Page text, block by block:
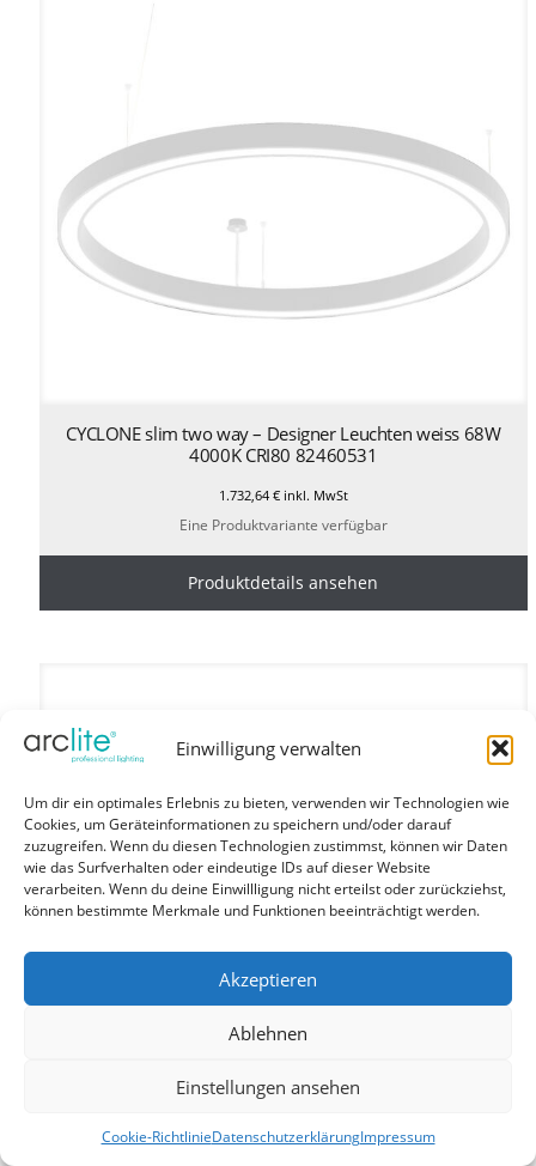
Einwilligung verwalten
Um dir ein optimales Erlebnis zu bieten, verwenden wir Technologien wie
Cookies, um Geräteinformationen zu speichern und/oder darauf
zuzugreifen. Wenn du diesen Technologien zustimmst, können wir Daten
wie das Surfverhalten oder eindeutige IDs auf dieser Website
verarbeiten. Wenn du deine Einwillligung nicht erteilst oder zurückziehst,
können bestimmte Merkmale und Funktionen beeinträchtigt werden.
Akzeptieren
Ablehnen
Einstellungen ansehen
Cookie-RichtlinieDatenschutzerklärungImpressum
CYCLONE slim two way – Designer Leuchten weiss 68W
4000K CRI80 82460531
1.732,64 €inkl. MwSt
Eine Produktvariante verfügbar
Produktdetails ansehen